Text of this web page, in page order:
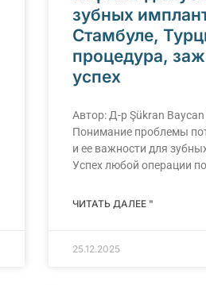
зубных
Стамбуле,
процедура,
успех
Автор: Д-р Şükran Baycan
Понимание проблемы
и ее важности для
Успех любой операции по
ЧИТАТЬ ДАЛЕЕ "
25.12.2025